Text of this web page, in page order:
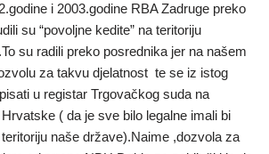
i 2003.godine RBA Zadruge preko
su “povoljne kedite” na teritoriju
su radili preko posrednika jer na našem
za takvu djelatnost te se iz istog
u registar Trgovačkog suda na
( da je sve bilo legalne imali bi
naše države).Naime ,dozvola za